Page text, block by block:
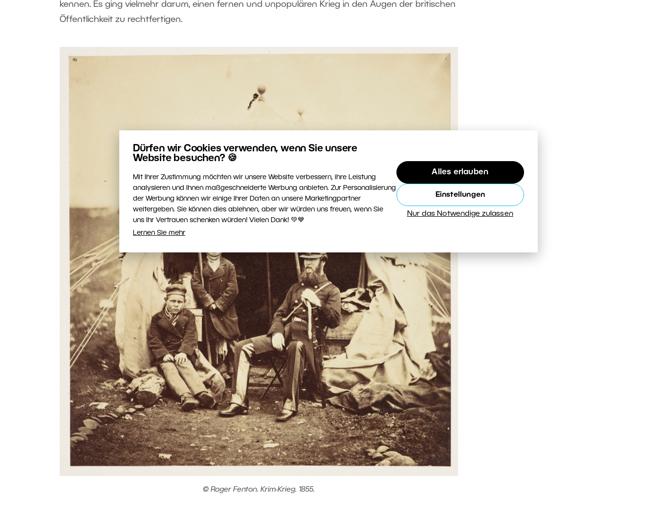
Dürfen wir Cookies verwenden, wenn Sie unsere
Website besuchen? 🍪
Mit Ihrer Zustimmung möchten wir unsere Website verbessern, ihre Leistung
analysieren und Ihnen maßgeschneiderte Werbung anbieten. Zur Personalisierung
der Werbung können wir einige Ihrer Daten an unsere Marketingpartner
weitergeben. Sie können dies ablehnen, aber wir würden uns freuen, wenn Sie
uns Ihr Vertrauen schenken würden! Vielen Dank! 💚💙
Lernen Sie mehr
Alles erlauben
Einstellungen
Nur das Notwendige zulassen
kennen. Es ging vielmehr darum, einen fernen und unpopulären Krieg in den Augen der britischen
Öffentlichkeit zu rechtfertigen.
© Roger Fenton. Krim-Krieg. 1855.